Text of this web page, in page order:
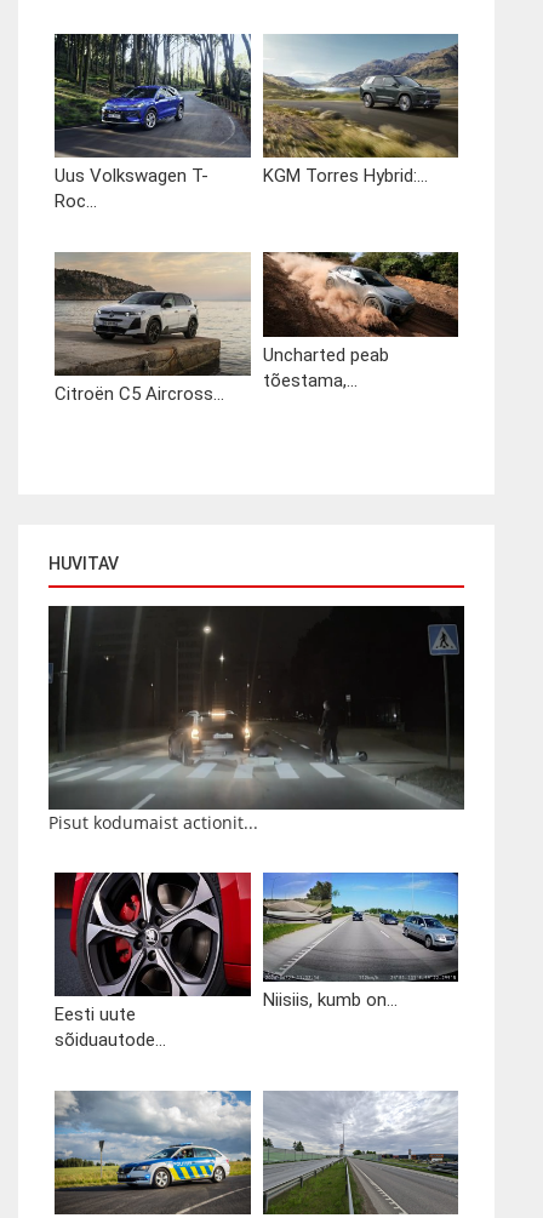
Uus Volkswagen T-
Roc...
KGM Torres Hybrid:...
Citroën C5 Aircross...
Uncharted peab
tõestama,...
HUVITAV
Pisut kodumaist actionit...
Eesti uute
sõiduautode...
Niisiis, kumb on...